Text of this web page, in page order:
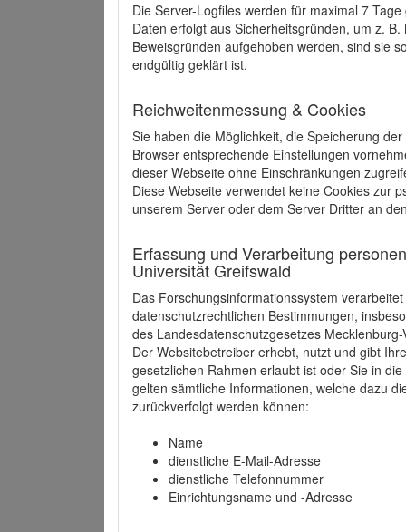
Die Server-Logfiles werden für maximal 7
Daten erfolgt aus Sicherheitsgründen, um z.
Beweisgründen aufgehoben werden, sind sie
endgültig geklärt ist.
Reichweitenmessung & Cookies
Sie haben die Möglichkeit, die Speicherung
Browser entsprechende Einstellungen
dieser Webseite ohne Einschränkungen
Diese Webseite verwendet keine Cookies zur
unserem Server oder dem Server Dritter an
Erfassung und Verarbeitung
Universität Greifswald
Das Forschungsinformationssystem
datenschutzrechtlichen Bestimmungen,
des Landesdatenschutzgesetzes
Der Websitebetreiber erhebt, nutzt und gibt
gesetzlichen Rahmen erlaubt ist oder Sie in
gelten sämtliche Informationen, welche dazu
zurückverfolgt werden können:
Name
dienstliche E-Mail-Adresse
dienstliche Telefonnummer
Einrichtungsname und -Adresse